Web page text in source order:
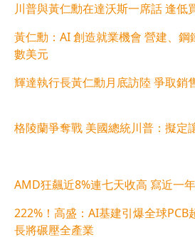
川普與黃仁勳在達沃斯一席話 逢低
黃仁勳：AI 創造就業機會 營建、
數美元
輝達執行長黃仁勳月底訪陸 爭取銷
格陵蘭爭奪戰 美國總統川普：擬定
AMD狂飆近8%連七天收高 寫近一
222%！高盛：AI基建引爆全球PCB
長將碾壓全產業